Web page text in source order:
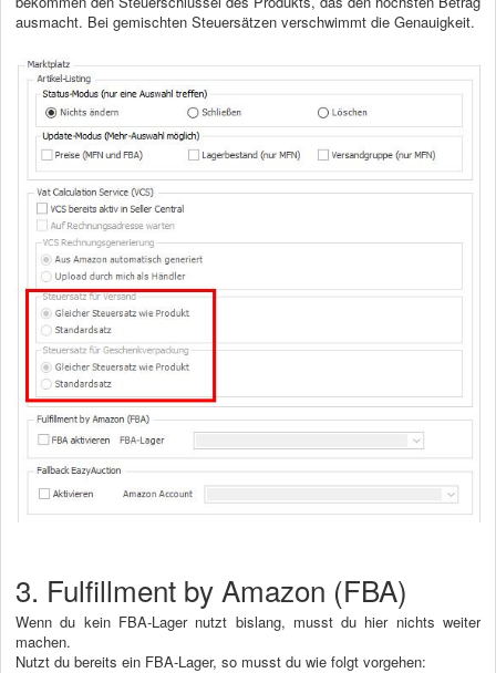
ausmacht. Bei gemischten Steuersätzen verschwimmt die Genauigkeit.
3. Fulfillment by Amazon (FBA)
Wenn du kein FBA-Lager nutzt bislang, musst du hier nichts weiter
machen.
Nutzt du bereits ein FBA-Lager, so musst du wie folgt vorgehen: